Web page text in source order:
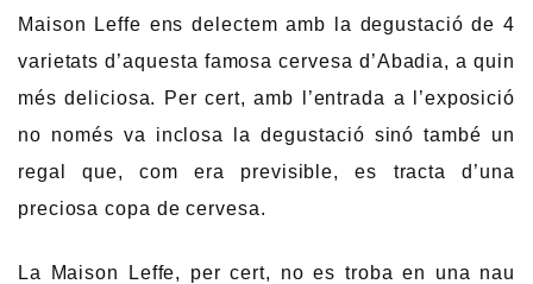
Maison Leffe ens delectem amb la degustació de 4
varietats d’aquesta famosa cervesa d’Abadia, a quin
més deliciosa. Per cert, amb l’entrada a l’exposició
no només va inclosa la degustació sinó també un
regal que, com era previsible, es tracta d’una
preciosa copa de cervesa.
La Maison Leffe, per cert, no es troba en una nau